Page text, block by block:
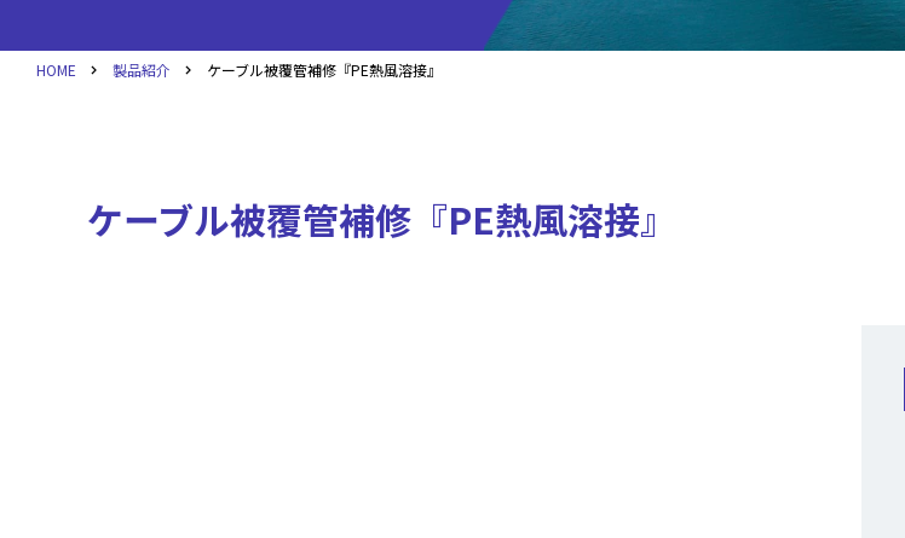
HOME 製品紹介 ケーブル被覆管補修『PE熱風溶接』
ケーブル被覆管補修『PE熱風溶接』